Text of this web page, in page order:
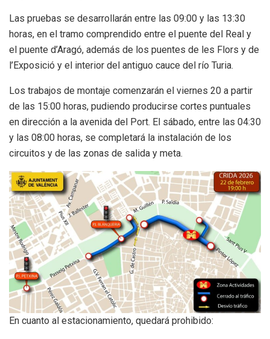
Las pruebas se desarrollarán entre las 09:00 y las 13:30
horas, en el tramo comprendido entre el puente del Real y
el puente d’Aragó, además de los puentes de les Flors y de
l’Exposició y el interior del antiguo cauce del río Turia.
Los trabajos de montaje comenzarán el viernes 20 a partir
de las 15:00 horas, pudiendo producirse cortes puntuales
en dirección a la avenida del Port. El sábado, entre las 04:30
y las 08:00 horas, se completará la instalación de los
circuitos y de las zonas de salida y meta.
En cuanto al estacionamiento, quedará prohibido: